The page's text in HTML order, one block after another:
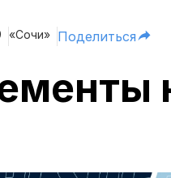
«Сочи» Поделиться